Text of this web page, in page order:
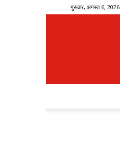
गुरूवार, अगस्त 6, 2026